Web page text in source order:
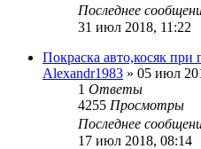
Последнее
31 июл 2018, 11:22
Покраска авто,косяк при
Alexandr1983 » 05 июл
1 Ответы
4255 Просмотры
Последнее
17 июл 2018, 08:14